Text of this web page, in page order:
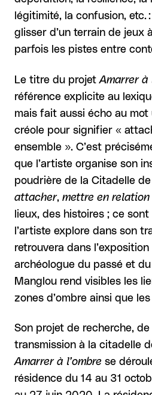
légitimité, la confusion, etc.
glisser d’un terrain de jeux
parfois les pistes entre
Le titre du projetAmarrer à
référence explicite au
mais fait aussi écho au mot
créole pour signifier «
ensemble ». C’est
que l’artiste organise son
poudrière de la Citadelle
attacher, mettre en relation
lieux, des histoires ; ce
l’artiste explore dans son
retrouvera dans
archéologue du passé et
Manglou rend visibles les
zones d’ombre ainsi que
Son projet de recherche,
transmission à la citadelle
Amarrer à l’ombre se
résidence du 14 au 31